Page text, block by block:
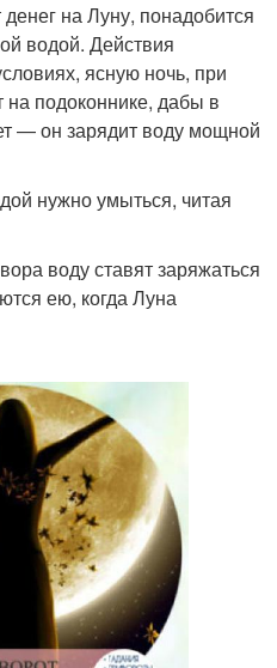
на Луну, понадобится
водой. Действия
ясную ночь, при
на подоконнике, дабы в
— он зарядит воду мощной
нужно умыться, читая
воду ставят заряжаться
ею, когда Луна